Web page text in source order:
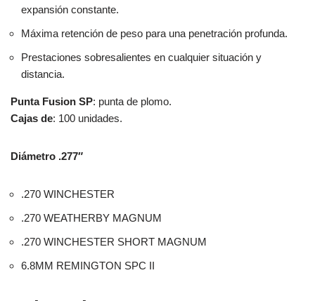
expansión constante.
Máxima retención de peso para una penetración profunda.
Prestaciones sobresalientes en cualquier situación y
distancia.
Punta Fusion SP: punta de plomo.
Cajas de: 100 unidades.
Diámetro .277″
.270 WINCHESTER
.270 WEATHERBY MAGNUM
.270 WINCHESTER SHORT MAGNUM
6.8MM REMINGTON SPC II